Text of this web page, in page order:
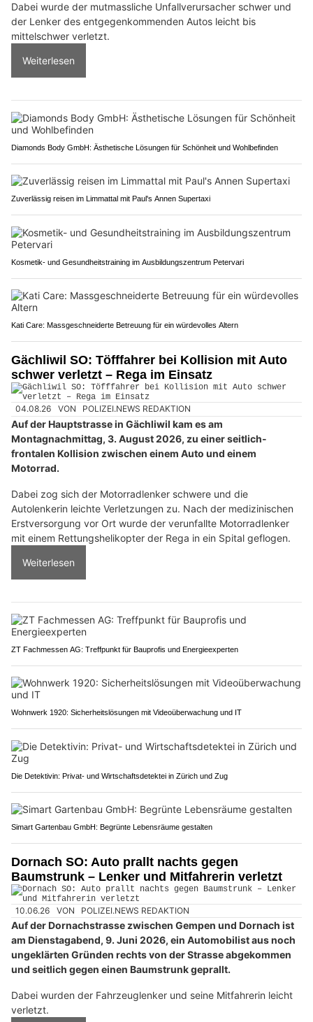
Dabei wurde der mutmassliche Unfallverursacher schwer und
der Lenker des entgegenkommenden Autos leicht bis
mittelschwer verletzt.
Weiterlesen
Diamonds Body GmbH: Ästhetische Lösungen für Schönheit und Wohlbefinden
Zuverlässig reisen im Limmattal mit Paul's Annen Supertaxi
Kosmetik- und Gesundheitstraining im Ausbildungszentrum Petervari
Kati Care: Massgeschneiderte Betreuung für ein würdevolles Altern
Gächliwil SO: Töfffahrer bei Kollision mit Auto
schwer verletzt – Rega im Einsatz
04.08.26 VON POLIZEI.NEWS REDAKTION
Auf der Hauptstrasse in Gächliwil kam es am
Montagnachmittag, 3. August 2026, zu einer seitlich-
frontalen Kollision zwischen einem Auto und einem
Motorrad.
Dabei zog sich der Motorradlenker schwere und die
Autolenkerin leichte Verletzungen zu. Nach der medizinischen
Erstversorgung vor Ort wurde der verunfallte Motorradlenker
mit einem Rettungshelikopter der Rega in ein Spital geflogen.
Weiterlesen
ZT Fachmessen AG: Treffpunkt für Bauprofis und Energieexperten
Wohnwerk 1920: Sicherheitslösungen mit Videoüberwachung und IT
Die Detektivin: Privat- und Wirtschaftsdetektei in Zürich und Zug
Simart Gartenbau GmbH: Begrünte Lebensräume gestalten
Dornach SO: Auto prallt nachts gegen
Baumstrunk – Lenker und Mitfahrerin verletzt
10.06.26 VON POLIZEI.NEWS REDAKTION
Auf der Dornachstrasse zwischen Gempen und Dornach ist
am Dienstagabend, 9. Juni 2026, ein Automobilist aus noch
ungeklärten Gründen rechts von der Strasse abgekommen
und seitlich gegen einen Baumstrunk geprallt.
Dabei wurden der Fahrzeuglenker und seine Mitfahrerin leicht
verletzt.